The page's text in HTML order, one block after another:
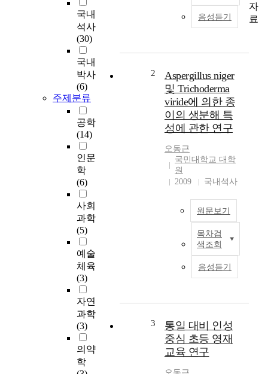
국내
석사
(30)
국내
박사
(6)
주제분류
공학
(14)
인문
학
(6)
사회
과학
(5)
예술
체육
(3)
자연
과학
(3)
의약
학
음성듣기
2
Aspergillus niger
및 Trichoderma
viride에 의한 종
이의 생분해 특
성에 관한 연구
오동근
국민대학교 대학
원
2009
국내석사
원문보기
목차검
색조회
음성듣기
3
통일 대비 인성
중심 초등 영재
교육 연구
자
료